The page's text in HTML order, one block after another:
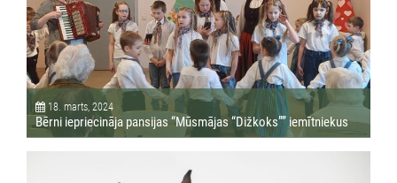
18. marts, 2024
Bērni iepriecināja pansijas “Mūsmājas “Dižkoks”” iemītniekus